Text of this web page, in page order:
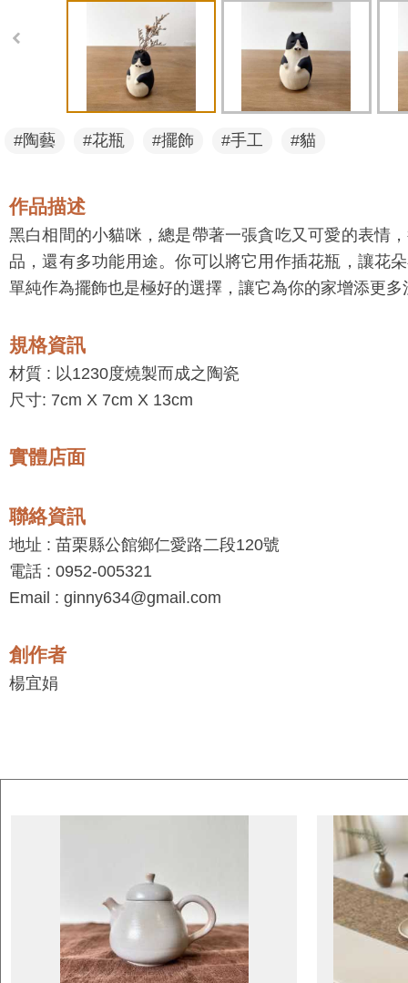
#陶藝 #花瓶 #擺飾 #手工 #貓
作品描述
黑白相間的小貓咪，總是帶著一張貪吃又可愛的表情
品，還有多功能用途。你可以將它用作插花瓶，讓花
單純作為擺飾也是極好的選擇，讓它為你的家增添更多
規格資訊
材質 : 以1230度燒製而成之陶瓷
尺寸: 7cm X 7cm X 13cm
實體店面
聯絡資訊
地址 : 苗栗縣公館鄉仁愛路二段120號
電話 : 0952-005321
Email : ginny634@gmail.com
創作者
楊宜娟